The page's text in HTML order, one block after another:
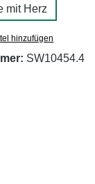
mit Herz
hinzufügen
SW10454.4